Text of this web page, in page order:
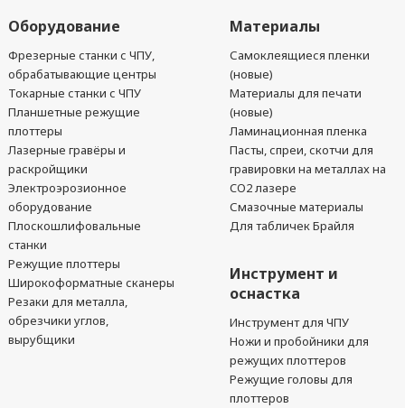
Оборудование
Фрезерные станки с ЧПУ,
обрабатывающие центры
Токарные станки с ЧПУ
Планшетные режущие
плоттеры
Лазерные гравёры и
раскройщики
Электроэрозионное
оборудование
Плоскошлифовальные
станки
Режущие плоттеры
Широкоформатные сканеры
Резаки для металла,
обрезчики углов,
вырубщики
Материалы
Самоклеящиеся пленки
(новые)
Материалы для печати
(новые)
Ламинационная пленка
Пасты, спреи, скотчи для
гравировки на металлах на
CO2 лазере
Смазочные материалы
Для табличек Брайля
Инструмент и
оснастка
Инструмент для ЧПУ
Ножи и пробойники для
режущих плоттеров
Режущие головы для
плоттеров